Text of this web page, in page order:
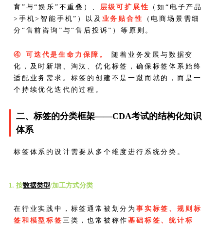
育”与“娱乐”不重叠）、 层级可扩展性
（如“电子产品
>手机>智能手机”）以及 业务贴合性
（电商场景需细
分“售前咨询”与“售后投诉”）等原则。
④ 可迭代是生命力保障。
随着业务发展与数据变
化，及时新增、淘汰、优化标签，确保标签体系始终
适配业务需求。标签的创建不是一蹴而就的，而是一
个持续优化迭代的过程。
二、标签的分类框架——CDA考试的结构化知识
体系
标签体系的设计需要从多个维度进行系统分类。
1. 按数据类型/加工方式分类
在行业实践中，标签通常被划分为 事实标签、规则标
签和模型标签 三类，也常被称作基础标签、统计标